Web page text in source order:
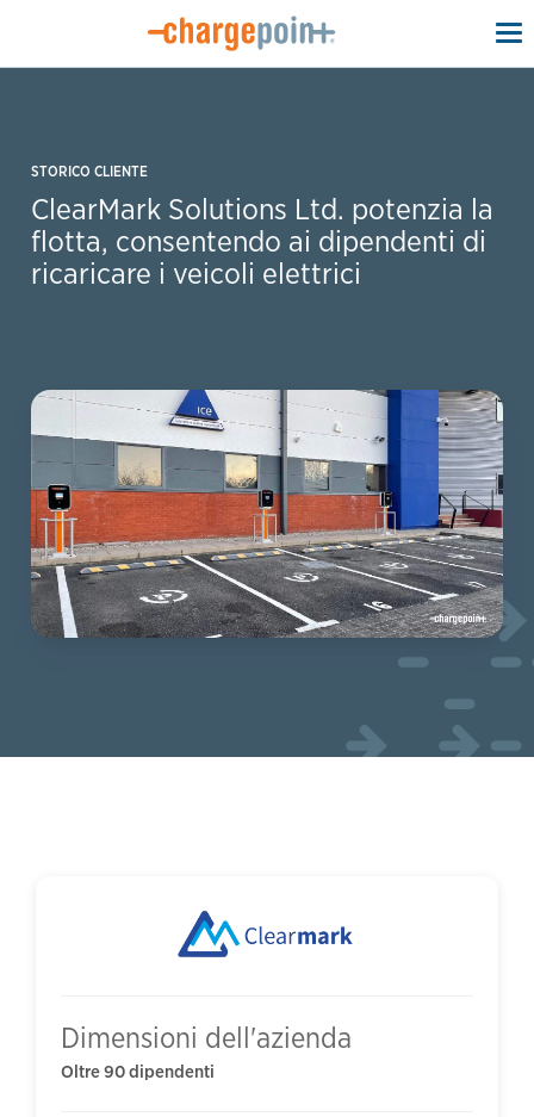
STORICO CLIENTE
ClearMark Solutions Ltd. potenzia la
flotta, consentendo ai dipendenti di
ricaricare i veicoli elettrici
Dimensioni dell'azienda
Oltre 90 dipendenti